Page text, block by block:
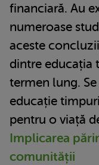
financiară. Au
numeroase
aceste
dintre educația
termen lung.
educație
pentru o viață
Implicarea
comunității